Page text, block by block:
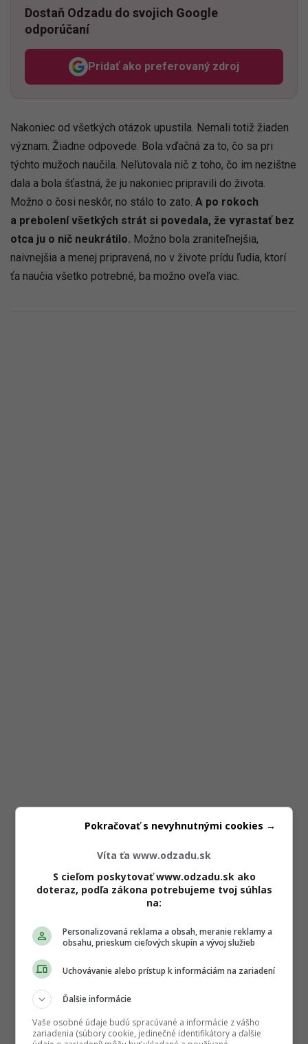
Dostaň Odzadu do svojich Google
odporúčaní
Pridať ako preferovaný zdroj
Odzadu, odkaz sa otvorí v
Nakoniec od všetkých otázok upustila. Nemali totiž žiaden
význam. Žiadne odpovede. Bola vďačná za to, čo sa pri
týchto mužoch naučila. Neľutovala nič z toho, čo im nezištne
dala a bola šťastná, že ju nakoniec pripravili do života.
Možno o čosi neskôr, no stálo to zato. A po rokoch
a prebolení všetkých strát si povedala, že vyrastať bez
otca ju o nič neukrátilo. Možno bola zraniteľnejšia,
naivnejšia a menej pripravená, no v živote prídu ľudia, ktorí
ťa naučia všetko potrebné, ba možno oveľa viac.
Víta ťa www.odzadu.sk
S cieľom poskytovať www.odzadu.sk ako
doteraz, podľa zákona potrebujeme tvoj súhlas
na:
Personalizovaná reklama a obsah, meranie reklamy a
obsahu, prieskum cieľových skupín a vývoj služieb
Uchovávanie alebo prístup k informáciám na zariadení
Ďalšie informácie
Vaše osobné údaje budú spracúvané a informácie z vášho
zariadenia (súbory cookie, jedinečné identifikátory a ďalšie
Pokračovať s nevyhnutnými cookies →